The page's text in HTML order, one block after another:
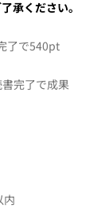
承ください。
了で540pt
完了で成果
内